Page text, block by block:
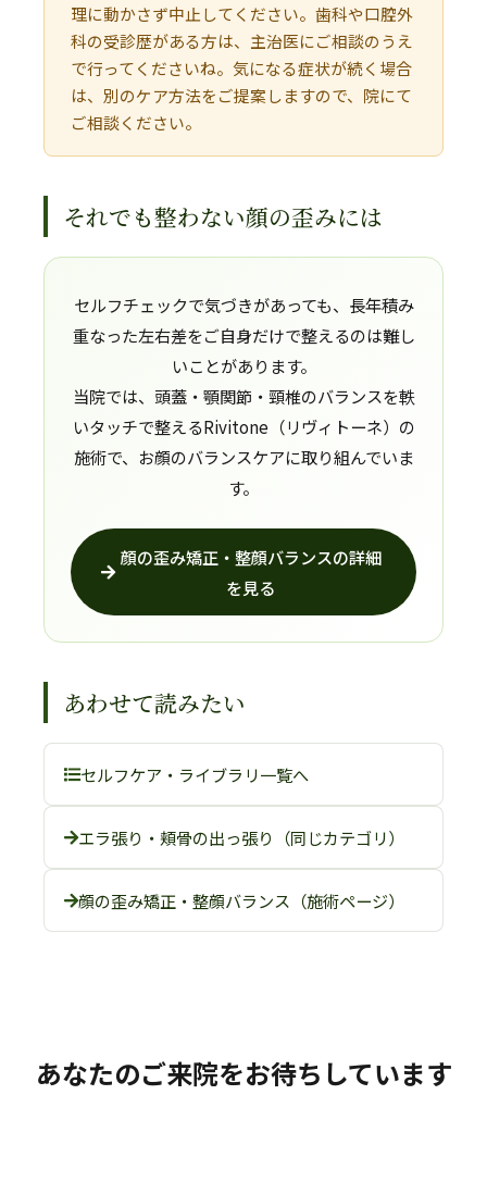
理に動かさず中止してください。歯科や口腔外
科の受診歴がある方は、主治医にご相談のうえ
で行ってくださいね。気になる症状が続く場合
は、別のケア方法をご提案しますので、院にて
ご相談ください。
それでも整わない顔の歪みには
セルフチェックで気づきがあっても、長年積み
重なった左右差をご自身だけで整えるのは難し
いことがあります。
当院では、頭蓋・顎関節・頸椎のバランスを軼
いタッチで整えるRivitone（リヴィトーネ）の
施術で、お顔のバランスケアに取り組んでいま
す。
顔の歪み矯正・整顔バランスの詳細
を見る
あわせて読みたい
セルフケア・ライブラリ一覧へ
エラ張り・頬骨の出っ張り（同じカテゴリ）
顔の歪み矯正・整顔バランス（施術ページ）
あなたのご来院をお待ちしています